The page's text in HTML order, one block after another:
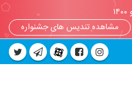
مشاهده تندیس های جشنواره